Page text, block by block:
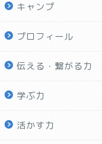
キャンプ
プロフィール
伝える・繋がる力
学ぶ力
活かす力